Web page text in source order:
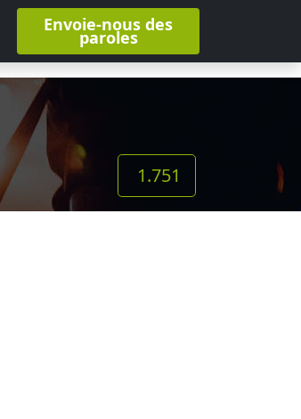
Envoie-nous des
paroles
1.751